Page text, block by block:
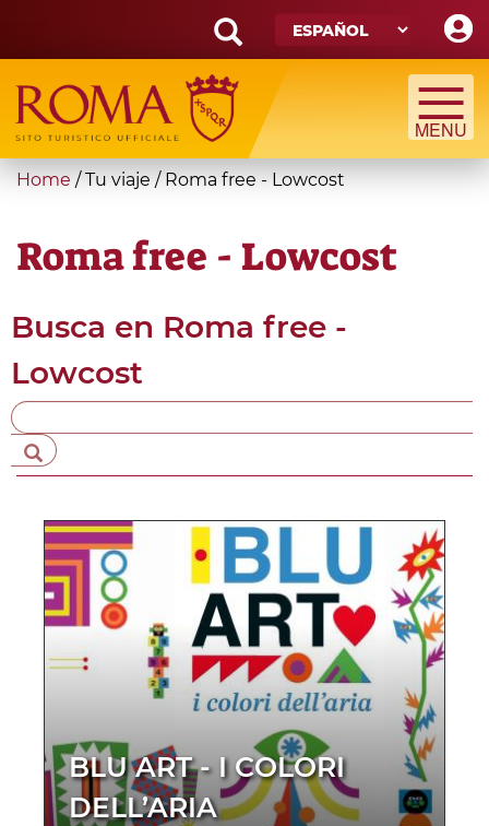
main
content
Search
form
Búsqueda
You
here
Home / Tu viaje / Roma free - Lowcost
Roma free - Lowcost
Busca en Roma free -
Lowcost
BLU ART - I COLORI
DELL’ARIA